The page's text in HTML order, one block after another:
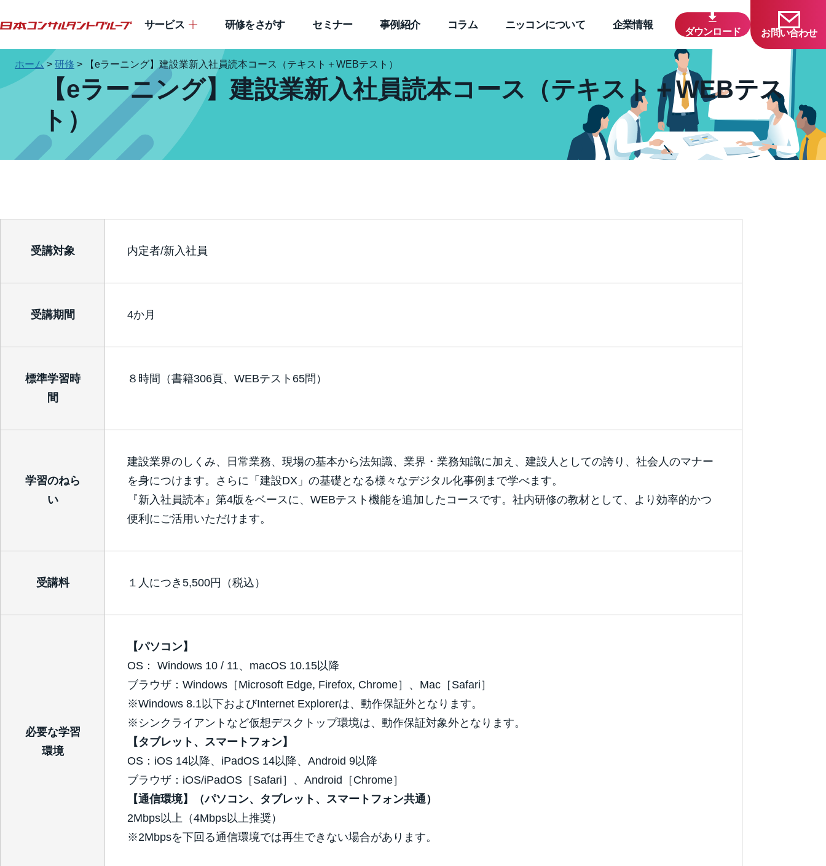
サービス 研修をさがす セミナー 事例紹介 コラム ニッコンについて 企業情報
ダウンロード お問い合わせ
ホーム> 研修 > 【eラーニング】建設業新入社員読本コース（テキスト＋WEBテスト）
【eラーニング】建設業新入社員読本コース（テキスト＋WEBテス
ト）
受講対象 内定者/新入社員
受講期間 4か月
標準学習時
間
８時間（書籍306頁、WEBテスト65問）
学習のねら
い
建設業界のしくみ、日常業務、現場の基本から法知識、業界・業務知識に加え、建設人としての誇り、社会人のマナー
を身につけます。さらに「建設DX」の基礎となる様々なデジタル化事例まで学べます。
『新入社員読本』第4版をベースに、WEBテスト機能を追加したコースです。社内研修の教材として、より効率的かつ
便利にご活用いただけます。
受講料 １人につき5,500円（税込）
必要な学習
環境
【パソコン】
OS： Windows 10 / 11、macOS 10.15以降
ブラウザ：Windows［Microsoft Edge, Firefox, Chrome］、Mac［Safari］
※Windows 8.1以下およびInternet Explorerは、動作保証外となります。
※シンクライアントなど仮想デスクトップ環境は、動作保証対象外となります。
【タブレット、スマートフォン】
OS：iOS 14以降、iPadOS 14以降、Android 9以降
ブラウザ：iOS/iPadOS［Safari］、Android［Chrome］
【通信環境】（パソコン、タブレット、スマートフォン共通）
2Mbps以上（4Mbps以上推奨）
※2Mbpsを下回る通信環境では再生できない場合があります。